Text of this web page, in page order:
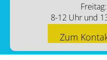
Freitag:
8-12 Uhr und
Zum